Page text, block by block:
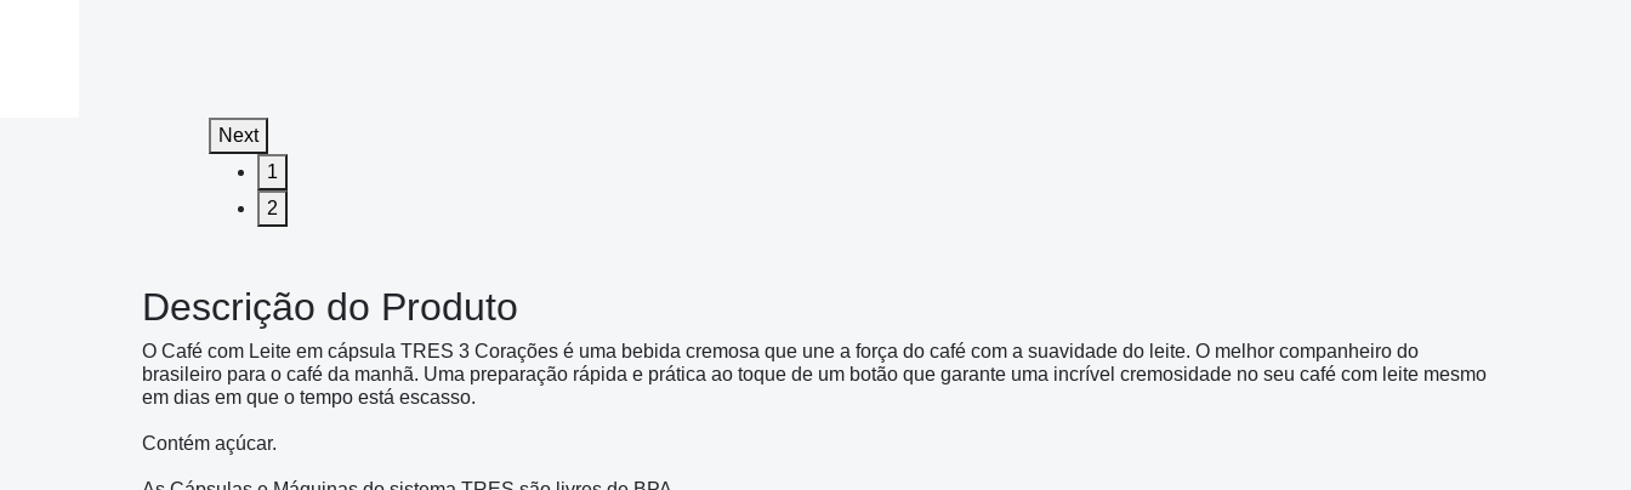
Next
1
2
Descrição do Produto
O Café com Leite em cápsula TRES 3 Corações é uma bebida cremosa que une a força do café com a suavidade do leite. O melhor companheiro do
brasileiro para o café da manhã. Uma preparação rápida e prática ao toque de um botão que garante uma incrível cremosidade no seu café com leite mesmo
em dias em que o tempo está escasso.
Contém açúcar.